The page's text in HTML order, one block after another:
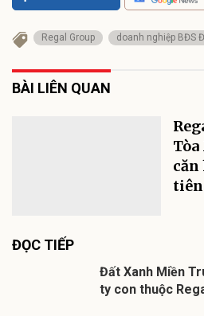
Regal Group doanh nghiệp BĐS
BÀI LIÊN QUAN
căn
ĐỌC TIẾP
Đất Xanh Miền
ty con thuộc